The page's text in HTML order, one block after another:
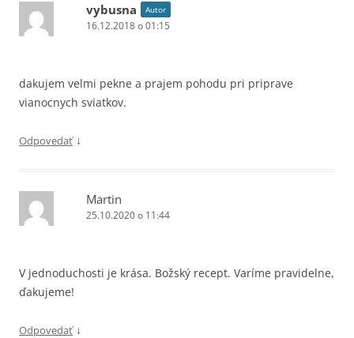
vybusna Autor
16.12.2018 o 01:15
dakujem velmi pekne a prajem pohodu pri priprave
vianocnych sviatkov.
Odpovedať ↓
Martin
25.10.2020 o 11:44
V jednoduchosti je krása. Božský recept. Varíme pravidelne,
ďakujeme!
Odpovedať ↓